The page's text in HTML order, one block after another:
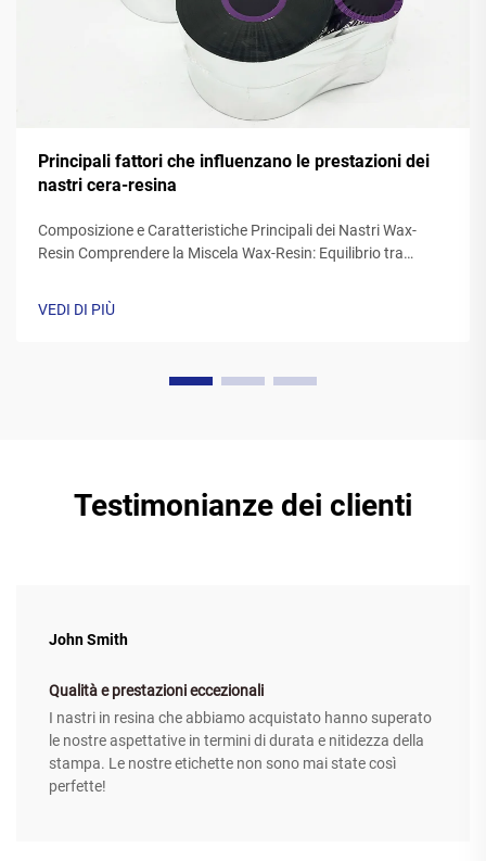
Principali fattori che influenzano le prestazioni dei
nastri cera-resina
Composizione e Caratteristiche Principali dei Nastri Wax-
Resin Comprendere la Miscela Wax-Resin: Equilibrio tra
miscela di cere sintetici e resine polimeriche, generalmente
VEDI DI PIÙ
Testimonianze dei clienti
John Smith
Qualità e prestazioni eccezionali
I nastri in resina che abbiamo acquistato hanno superato
le nostre aspettative in termini di durata e nitidezza della
stampa. Le nostre etichette non sono mai state così
perfette!